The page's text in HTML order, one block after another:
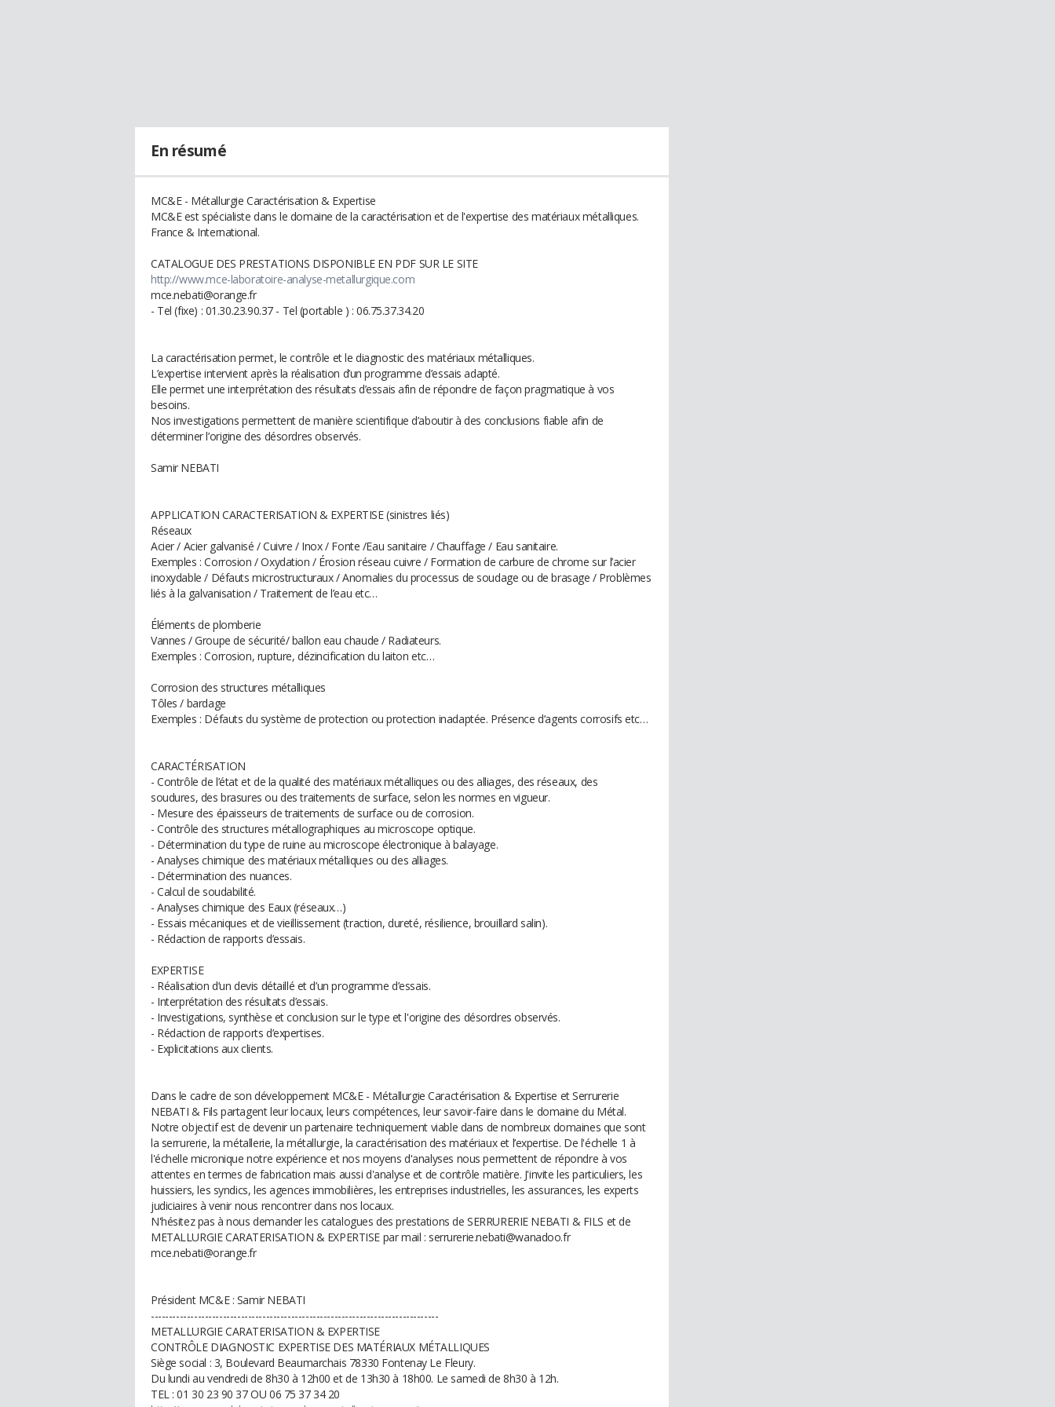
En résumé
MC&E - Métallurgie Caractérisation & Expertise
MC&E est spécialiste dans le domaine de la caractérisation et de l'expertise des matériaux métalliques.
France & International.
CATALOGUE DES PRESTATIONS DISPONIBLE EN PDF SUR LE SITE
http://www.mce-laboratoire-analyse-metallurgique.com
mce.nebati@orange.fr
- Tel (fixe) : 01.30.23.90.37 - Tel (portable ) : 06.75.37.34.20
La caractérisation permet, le contrôle et le diagnostic des matériaux métalliques.
L’expertise intervient après la réalisation d’un programme d’essais adapté.
Elle permet une interprétation des résultats d’essais afin de répondre de façon pragmatique à vos
besoins.
Nos investigations permettent de manière scientifique d’aboutir à des conclusions fiable afin de
déterminer l’origine des désordres observés.
Samir NEBATI
APPLICATION CARACTERISATION & EXPERTISE (sinistres liés)
Réseaux
Acier / Acier galvanisé / Cuivre / Inox / Fonte /Eau sanitaire / Chauffage / Eau sanitaire.
Exemples : Corrosion / Oxydation / Érosion réseau cuivre / Formation de carbure de chrome sur l’acier
inoxydable / Défauts microstructuraux / Anomalies du processus de soudage ou de brasage / Problèmes
liés à la galvanisation / Traitement de l’eau etc…
Éléments de plomberie
Vannes / Groupe de sécurité/ ballon eau chaude / Radiateurs.
Exemples : Corrosion, rupture, dézincification du laiton etc…
Corrosion des structures métalliques
Tôles / bardage
Exemples : Défauts du système de protection ou protection inadaptée. Présence d’agents corrosifs etc…
CARACTÉRISATION
- Contrôle de l’état et de la qualité des matériaux métalliques ou des alliages, des réseaux, des
soudures, des brasures ou des traitements de surface, selon les normes en vigueur.
- Mesure des épaisseurs de traitements de surface ou de corrosion.
- Contrôle des structures métallographiques au microscope optique.
- Détermination du type de ruine au microscope électronique à balayage.
- Analyses chimique des matériaux métalliques ou des alliages.
- Détermination des nuances.
- Calcul de soudabilité.
- Analyses chimique des Eaux (réseaux…)
- Essais mécaniques et de vieillissement (traction, dureté, résilience, brouillard salin).
- Rédaction de rapports d’essais.
EXPERTISE
- Réalisation d’un devis détaillé et d’un programme d’essais.
- Interprétation des résultats d’essais.
- Investigations, synthèse et conclusion sur le type et l'origine des désordres observés.
- Rédaction de rapports d’expertises.
- Explicitations aux clients.
Dans le cadre de son développement MC&E - Métallurgie Caractérisation & Expertise et Serrurerie
NEBATI & Fils partagent leur locaux, leurs compétences, leur savoir-faire dans le domaine du Métal.
Notre objectif est de devenir un partenaire techniquement viable dans de nombreux domaines que sont
la serrurerie, la métallerie, la métallurgie, la caractérisation des matériaux et l’expertise. De l'échelle 1 à
l'échelle micronique notre expérience et nos moyens d'analyses nous permettent de répondre à vos
attentes en termes de fabrication mais aussi d'analyse et de contrôle matière. J'invite les particuliers, les
huissiers, les syndics, les agences immobilières, les entreprises industrielles, les assurances, les experts
judiciaires à venir nous rencontrer dans nos locaux.
N'hésitez pas à nous demander les catalogues des prestations de SERRURERIE NEBATI & FILS et de
METALLURGIE CARATERISATION & EXPERTISE par mail : serrurerie.nebati@wanadoo.fr
mce.nebati@orange.fr
Président MC&E : Samir NEBATI
--------------------------------------------------------------------------------
METALLURGIE CARATERISATION & EXPERTISE
CONTRÔLE DIAGNOSTIC EXPERTISE DES MATÉRIAUX MÉTALLIQUES
Siège social : 3, Boulevard Beaumarchais 78330 Fontenay Le Fleury.
Du lundi au vendredi de 8h30 à 12h00 et de 13h30 à 18h00. Le samedi de 8h30 à 12h.
TEL : 01 30 23 90 37 OU 06 75 37 34 20